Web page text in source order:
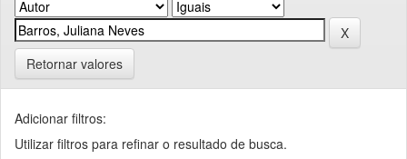
Retornar valores
Adicionar filtros:
Utilizar filtros para refinar o resultado de busca.